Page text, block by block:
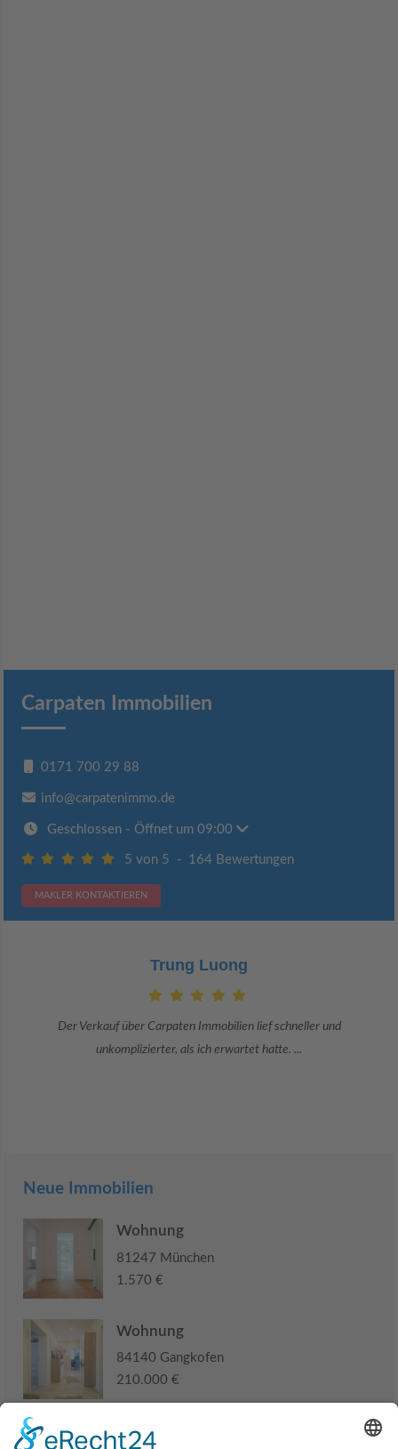
Carpaten Immobilien
0171 700 29 88
info@carpatenimmo.de
Geschlossen - Öffnet um 09:00
5 von 5 - 164 Bewertungen
MAKLER KONTAKTIEREN
Claudia Bergrath
Danke an Carpaten Immobilien und besonders an Frau Adriana Sarca.
Sie war viele Monate mehr als ...
Neue Immobilien
Wohnung
81247 München
1.570 €
Wohnung
84140 Gangkofen
210.000 €
Haus